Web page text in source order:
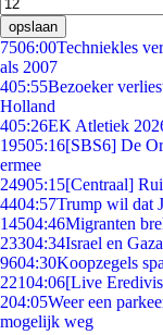
opslaan
7506:00Techniekles
als 2007
405:55Bezoeker
Holland
405:26EK Atletiek
19505:16[SBS6] De
ermee
24905:15[Centraal]
4404:57Trump wil dat
14504:46Migranten
23304:34Israel en
9604:30Koopzegels
22104:06[Live
204:05Weer een
mogelijk weg